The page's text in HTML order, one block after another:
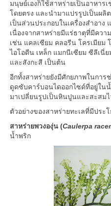
มนุษย์เองก็ใช้สาหร่ายเป็นอาหาร
โดยตรง และนำมาแปรรูปเป็นผ
เป็นส่วนประกอบในเครื่องสำอา
เนื่องจากสาหร่ายมีแร่ธาตุที่มีคว
เช่น แคลเซียม คลอรีน โครเมียม
ไอโอดีน เหล็ก แมกนีเซียม ซีลีเนี่
และสังกะสี เป็นต้น
อีกทั้งสาหร่ายยังมีศักยภาพในกา
ดูดซับคาร์บอนไดออกไซด์ที่อยู่ใน
มาเปลี่ยนรูปเป็นหินปูนและสะสม
ตัวอย่างของสาหร่ายทะเลที่มีประ
สาหร่ายพวงองุ่น (Caulerpa
น้ำพริก